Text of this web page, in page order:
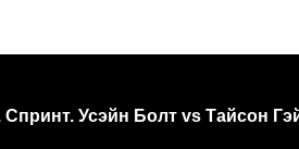
Спринт. Усэйн Болт vs Тайсон